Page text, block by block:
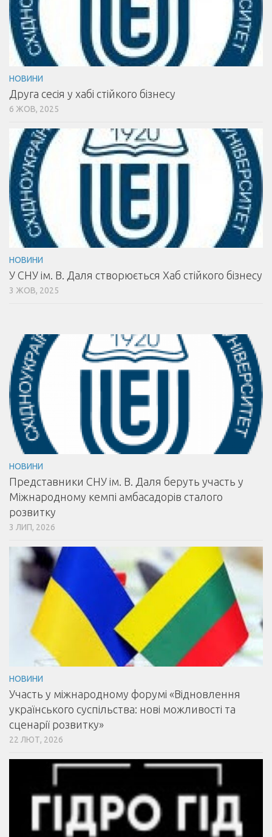
НОВИНИ
Друга сесія у хабі стійкого бізнесу
6 ЖОВ, 2025
НОВИНИ
У СНУ ім. В. Даля створюється Хаб стійкого бізнесу
3 ЖОВ, 2025
НОВИНИ
Представники СНУ ім. В. Даля беруть участь у
Міжнародному кемпі амбасадорів сталого
розвитку
3 ЛИП, 2026
НОВИНИ
Участь у міжнародному форумі «Відновлення
українського суспільства: нові можливості та
сценарії розвитку»
22 ЛЮТ, 2026